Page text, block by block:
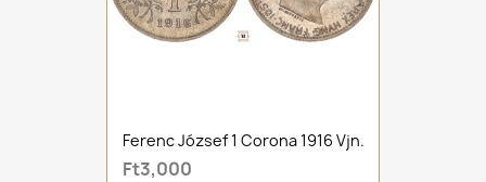
Ferenc József 1 Corona 1916 Vjn.
Ft3,000